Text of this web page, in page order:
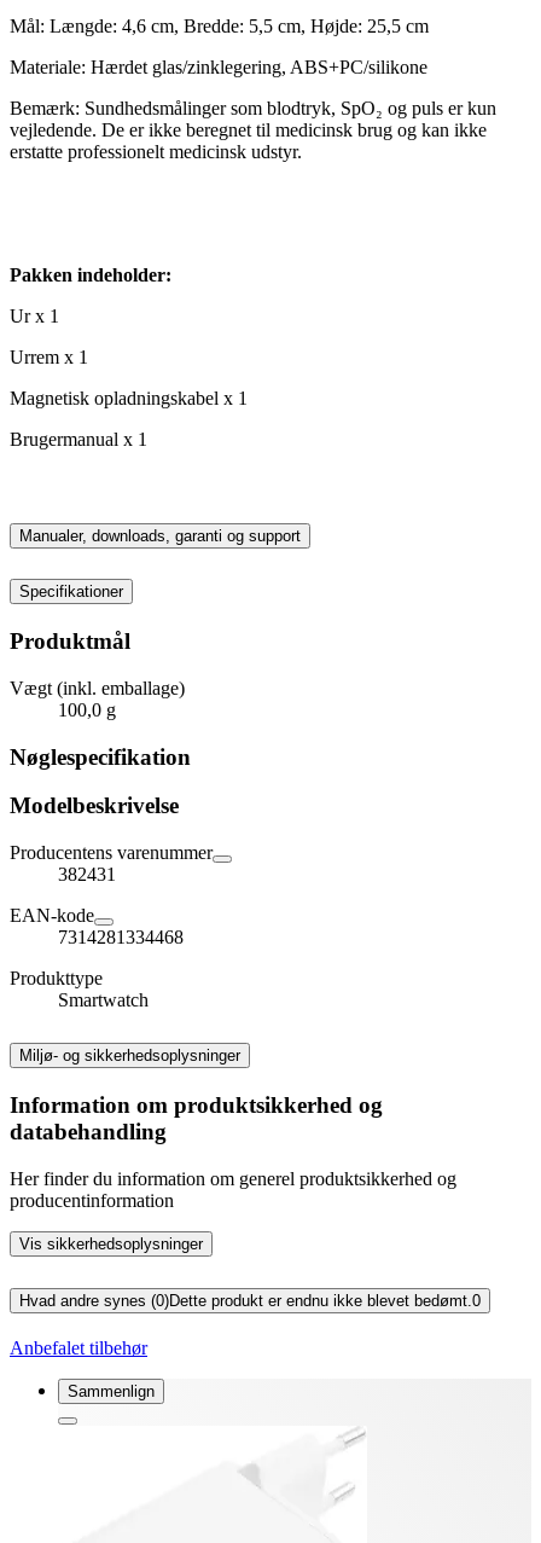
Mål: Længde: 4,6 cm, Bredde: 5,5 cm, Højde: 25,5 cm
Materiale: Hærdet glas/zinklegering, ABS+PC/silikone
Bemærk: Sundhedsmålinger som blodtryk, SpO₂ og puls er kun
vejledende. De er ikke beregnet til medicinsk brug og kan ikke
erstatte professionelt medicinsk udstyr.
Pakken indeholder:
Ur x 1
Urrem x 1
Magnetisk opladningskabel x 1
Brugermanual x 1
Manualer, downloads, garanti og support
Specifikationer
Produktmål
Vægt (inkl. emballage)
100,0 g
Nøglespecifikation
Modelbeskrivelse
Producentens varenummer
382431
EAN-kode
7314281334468
Produkttype
Smartwatch
Miljø- og sikkerhedsoplysninger
Information om produktsikkerhed og
databehandling
Her finder du information om generel produktsikkerhed og
producentinformation
Vis sikkerhedsoplysninger
Hvad andre synes (0)Dette produkt er endnu ikke blevet bedømt. 0
Anbefalet tilbehør
Sammenlign